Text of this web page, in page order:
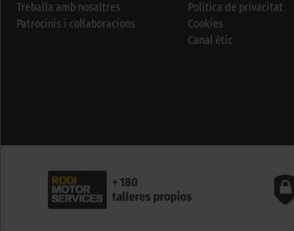
Treballa amb nosaltres
Patrocinis i col·laboracions
Política de privacitat
Cookies
Canal ètic